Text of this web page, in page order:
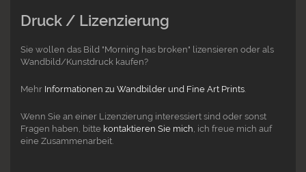
Druck / Lizenzierung
Sie wollen das Bild "Morning has broken" lizensieren oder als
Wandbild/Kunstdruck kaufen?
Mehr Informationen zu Wandbilder und Fine Art Prints.
Wenn Sie an einer Lizenzierung interessiert sind oder sonst
Fragen haben, bitte kontaktieren Sie mich , ich freue mich auf
eine Zusammenarbeit.